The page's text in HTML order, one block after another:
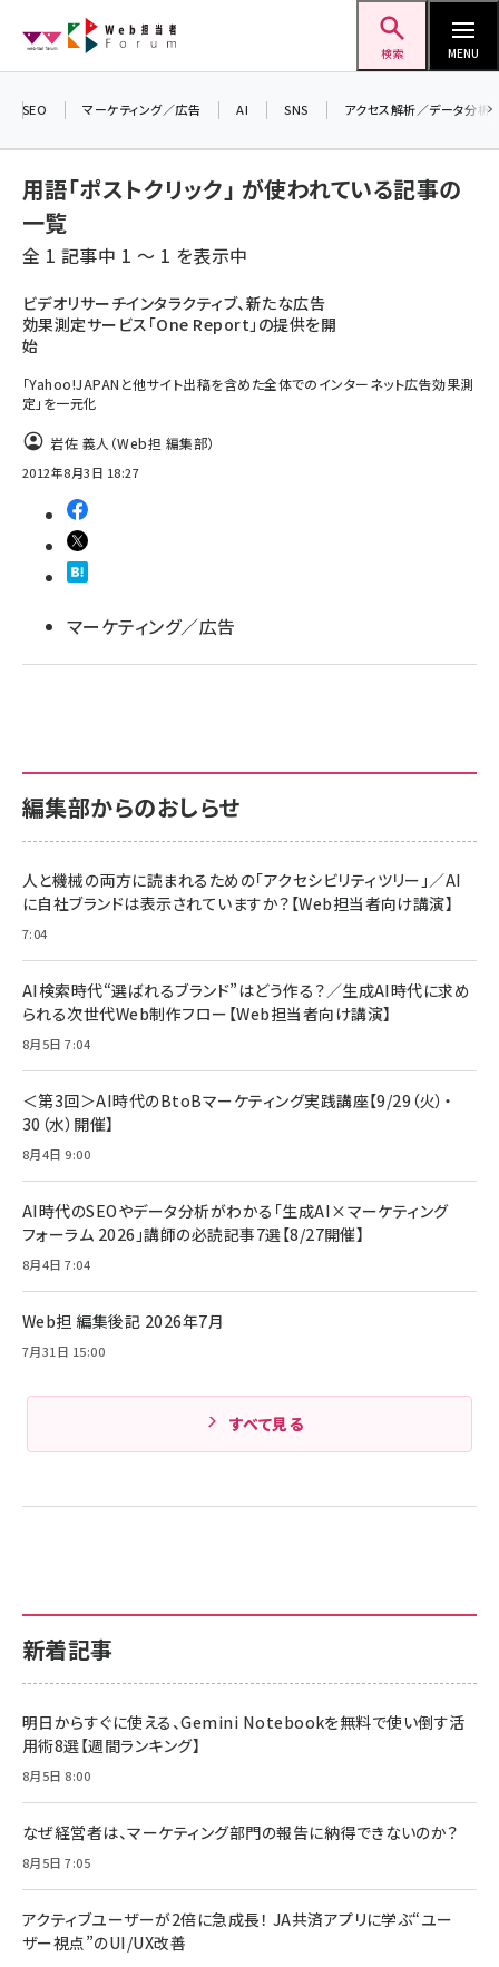
ン
検索 MENU
seo (3516)
ai (2799)
youtube (2420)
note (2308)
セミナー (2296)
z世代 (1617)
meo (1274)
llmo (1155)
SEO マーケティング／広告 AI SNS アクセス解析／データ分析
用語「ポストクリック」 が使われている記事の
一覧
全 1 記事中 1 ～ 1 を表示中
ビデオリサーチインタラクティブ、新たな広告
効果測定サービス「One Report」の提供を開
始
「Yahoo!JAPANと他サイト出稿を含めた全体でのインターネット広告効果測
定」を一元化
岩佐 義人（Web担 編集部）
2012年8月3日 18:27
マーケティング／広告
新着記事
明日からすぐに使える、Gemini Notebookを無料で使い倒す活
用術8選【週間ランキング】
8月5日 8:00
なぜ経営者は、マーケティング部門の報告に納得できないのか？
8月5日 7:05
アクティブユーザーが2倍に急成長！ JA共済アプリに学ぶ“ユー
ザー視点”のUI/UX改善
編集部からのおしらせ
人と機械の両方に読まれるための「アクセシビリティツリー」／AI
に自社ブランドは表示されていますか？【Web担当者向け講演】
7:04
AI検索時代“選ばれるブランド”はどう作る？／生成AI時代に求め
られる次世代Web制作フロー【Web担当者向け講演】
8月5日 7:04
＜第3回＞AI時代のBtoBマーケティング実践講座【9/29（火）・
30（水）開催】
8月4日 9:00
AI時代のSEOやデータ分析がわかる「生成AI×マーケティング
フォーラム 2026」講師の必読記事7選【8/27開催】
8月4日 7:04
Web担 編集後記 2026年7月
7月31日 15:00
すべて見る
7月24日で創刊20周年。ご回答者には抽選で
プレゼントを差し上げます！
▼アンケートページはこちらから▼